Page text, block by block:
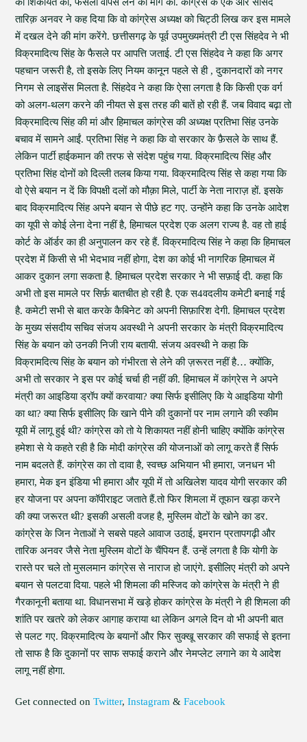
तारिक़ अनवर ने कह दिया कि वो कांग्रेस अध्यक्ष को चिट्ठी लिख कर इस मामले
में दखल देने की मांग करेंगे. छत्तीसगढ़ के पूर्व उपमुख्यमंत्री टी एस सिंहदेव ने भी
विक्रमादित्य सिंह के फैसले पर आपत्ति जताई. टी एस सिंहदेव ने कहा कि अगर
पहचान जरूरी है, तो इसके लिए नियम कानून पहले से ही , दुकानदारों को नगर
निगम से लाइसेंस मिलता है. सिंहदेव ने कहा कि ऐसा लगता है कि किसी एक वर्ग
को अलग-थलग करने की नीयत से इस तरह की बातें हो रही हैं. जब विवाद बढ़ा तो
विक्रमादित्य सिंह की मां और हिमाचल कांग्रेस की अध्यक्ष प्रतिभा सिंह उनके
बचाव में सामने आईं. प्रतिभा सिंह ने कहा कि वो सरकार के फ़ैसले के साथ हैं.
लेकिन पार्टी हाईकमान की तरफ से संदेश पहुंच गया. विक्रमादित्य सिंह और
प्रतिभा सिंह दोनों को दिल्ली तलब किया गया. विक्रमादित्य सिंह से कहा गया कि
वो ऐसे बयान न दें कि विपक्षी दलों को मौक़ा मिले, पार्टी के नेता नाराज़ हों. इसके
बाद विक्रमादित्य सिंह अपने बयान से पीछे हट गए. उन्होंने कहा कि उनके आदेश
का यूपी से कोई लेना देना नहीं है, हिमाचल प्रदेश एक अलग राज्य है. वह तो हाई
कोर्ट के ऑर्डर का ही अनुपालन कर रहे हैं. विक्रमादित्य सिंह ने कहा कि हिमाचल
प्रदेश में किसी से भी भेदभाव नहीं होगा, देश का कोई भी नागरिक हिमाचल में
आकर दुकान लगा सकता है. हिमाचल प्रदेश सरकार ने भी सफ़ाई दी. कहा कि
अभी तो इस मामले पर सिर्फ़ बातचीत हो रही है. एक स4वदलीय कमेटी बनाई गई
है. कमेटी सभी से बात करके कैबिनेट को अपनी सिफ़ारिश देगी. हिमाचल प्रदेश
के मुख्य संसदीय सचिव संजय अवस्थी ने अपनी सरकार के मंत्री विक्रमादित्य
सिंह के बयान को उनकी निजी राय बतायी. संजय अवस्थी ने कहा कि
विक्रामदित्य सिंह के बयान को गंभीरता से लेने की ज़रूरत नहीं है… क्योंकि,
अभी तो सरकार ने इस पर कोई चर्चा ही नहीं की. हिमाचल में कांग्रेस ने अपने
मंत्री का आइडिया ड्रॉप क्यों करवाया? क्या सिर्फ इसीलिए कि ये आइडिया योगी
का था? क्या सिर्फ इसीलिए कि खाने पीने की दुकानों पर नाम लगाने की स्कीम
यूपी में लागू हुई थी? कांग्रेस को तो ये शिकायत नहीं होनी चाहिए क्योंकि कांग्रेस
हमेशा से ये कहते रही है कि मोदी कांग्रेस की योजनाओं को लागू करते हैं सिर्फ
नाम बदलते हैं. कांग्रेस का तो दावा है, स्वच्छ अभियान भी हमारा, जनधन भी
हमारा, मेक इन इंडिया भी हमारा और यूपी में तो अखिलेश यादव योगी सरकार की
हर योजना पर अपना कॉपीराइट जताते हैं.तो फिर शिमला में तूफान खड़ा करने
की क्या जरूरत थी? इसकी असली वजह है, मुस्लिम वोटों के खोने का डर.
कांग्रेस के जिन नेताओं ने सबसे पहले आवाज उठाई, इमरान प्रतापगढ़ी और
तारिक अनवर जैसे नेता मुस्लिम वोटों के चैंपियन हैं. उन्हें लगता है कि योगी के
रास्ते पर चले तो मुसलमान कांग्रेस से नाराज हो जाएंगे. इसीलिए मंत्री को अपने
बयान से पलटवा दिया. पहले भी शिमला की मस्जिद को कांग्रेस के मंत्री ने ही
गैरकानूनी बताया था. विधानसभा में खड़े होकर कांग्रेस के मंत्री ने ही शिमला की
शांति पर खतरे को लेकर आगाह कराया था लेकिन अगले दिन वो भी अपनी बात
से पलट गए. विक्रमादित्य के बयानों और फिर सुक्खू सरकार की सफाई से इतना
तो साफ है कि दुकानों पर साफ सफाई कराने और नेमप्लेट लगाने का ये आदेश
लागू नहीं होगा.
Get connected onTwitter,Instagram &Facebook